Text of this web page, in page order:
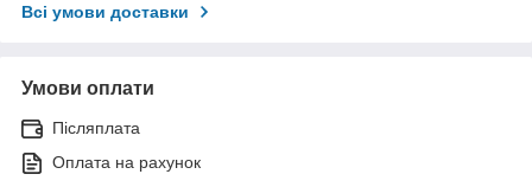
Всі умови доставки
Умови оплати
Післяплата
Оплата на рахунок